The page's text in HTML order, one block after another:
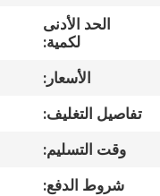
جولة
المعمل
مراقبة
الجودة
الحد الأدنى
لكمية:
الأسعار:
تفاصيل التغليف:
وقت التسليم:
شروط الدفع: